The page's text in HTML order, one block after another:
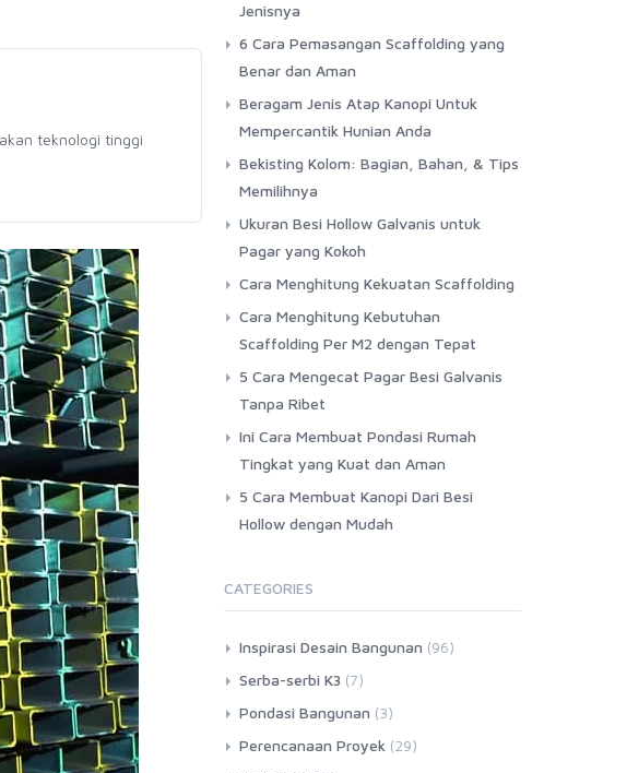
teknologi tinggi
Jenisnya
6 Cara Pemasangan Scaffolding yang
Benar dan Aman
Beragam Jenis Atap Kanopi Untuk
Mempercantik Hunian Anda
Bekisting Kolom: Bagian, Bahan, & Tips
Memilihnya
Ukuran Besi Hollow Galvanis untuk
Pagar yang Kokoh
Cara Menghitung Kekuatan Scaffolding
Cara Menghitung Kebutuhan
Scaffolding Per M2 dengan Tepat
5 Cara Mengecat Pagar Besi Galvanis
Tanpa Ribet
Ini Cara Membuat Pondasi Rumah
Tingkat yang Kuat dan Aman
5 Cara Membuat Kanopi Dari Besi
Hollow dengan Mudah
CATEGORIES
Inspirasi Desain Bangunan (96)
Serba-serbi K3 (7)
Pondasi Bangunan (3)
Perencanaan Proyek (29)